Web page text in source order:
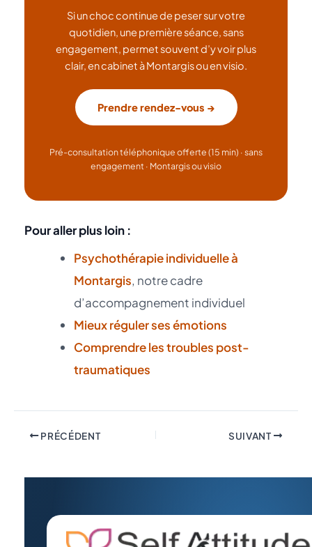
Si un choc continue de peser sur votre
quotidien, une première séance, sans
engagement, permet souvent d’y voir plus
clair, en cabinet à Montargis ou en visio.
Prendre rendez-vous →
Pré-consultation téléphonique offerte (15 min) · sans
engagement · Montargis ou visio
Pour aller plus loin :
Psychothérapie individuelle à
Montargis, notre cadre
d’accompagnement individuel
Mieux réguler ses émotions
Comprendre les troubles post-
traumatiques
PRÉCÉDENT SUIVANT